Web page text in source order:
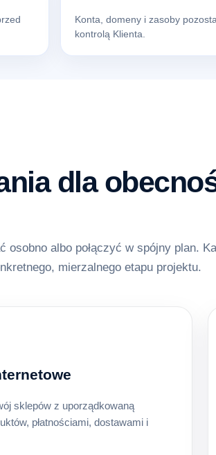
Konta, domeny i zasoby
kontrolą Klienta.
dla
albo połączyć w spójny plan.
mierzalnego etapu projektu.
sklepów z uporządkowaną
płatnościami, dostawami i